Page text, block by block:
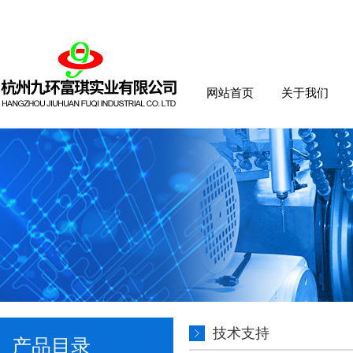
网站首页 关于我们
产品目录
技术支持